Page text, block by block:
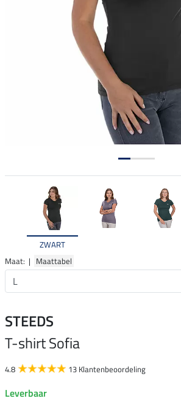
ZWART
Maat: | Maattabel
STEEDS
T-shirt Sofia
4.8 13 Klantenbeoordeling
Leverbaar